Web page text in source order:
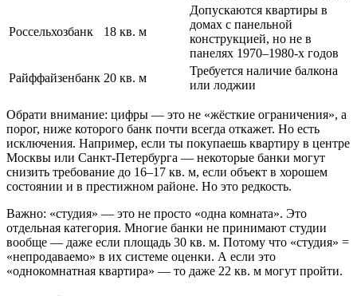
Россельхозбанк 18 кв. м
Допускаются квартиры в
домах с панельной
конструкцией, но не в
панелях 1970–1980-х годов
Райффайзенбанк 20 кв. м
Требуется наличие балкона
или лоджии
Обрати внимание: цифры — это не «жёсткие ограничения», а
порог, ниже которого банк почти всегда откажет. Но есть
исключения. Например, если ты покупаешь квартиру в центре
Москвы или Санкт-Петербурга — некоторые банки могут
снизить требование до 16–17 кв. м, если объект в хорошем
состоянии и в престижном районе. Но это редкость.
Важно: «студия» — это не просто «одна комната». Это
отдельная категория. Многие банки не принимают студии
вообще — даже если площадь 30 кв. м. Потому что «студия» =
«непродаваемо» в их системе оценки. А если это
«однокомнатная квартира» — то даже 22 кв. м могут пройти.